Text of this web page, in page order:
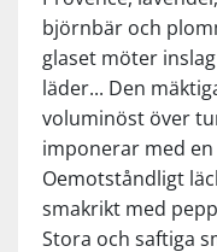
björnbär och
glaset möter
läder... Den
voluminöst över
imponerar med
Oemotståndligt
smakrikt med
Stora och saftiga